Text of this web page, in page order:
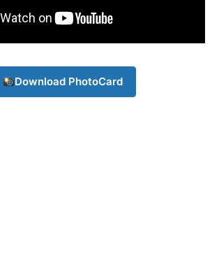
Download PhotoCard